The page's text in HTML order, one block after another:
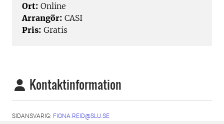
Ort: Online
Arrangör: CASI
Pris: Gratis
Kontaktinformation
SIDANSVARIG: FIONA.REID@SLU.SE